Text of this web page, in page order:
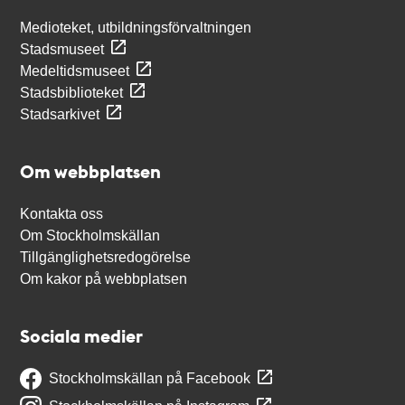
Medioteket, utbildningsförvaltningen
Stadsmuseet
Medeltidsmuseet
Stadsbiblioteket
Stadsarkivet
Om webbplatsen
Kontakta oss
Om Stockholmskällan
Tillgänglighetsredogörelse
Om kakor på webbplatsen
Sociala medier
Stockholmskällan på Facebook